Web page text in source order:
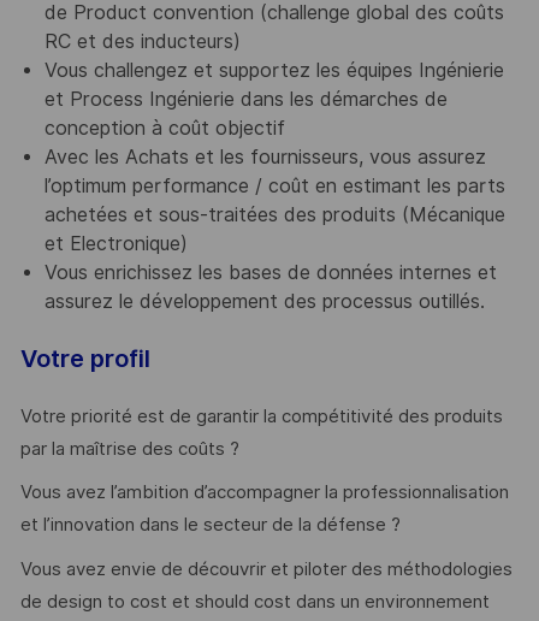
de Product convention (challenge global des coûts
RC et des inducteurs)
Vous challengez et supportez les équipes Ingénierie
et Process Ingénierie dans les démarches de
conception à coût objectif
Avec les Achats et les fournisseurs, vous assurez
l’optimum performance / coût en estimant les parts
achetées et sous-traitées des produits (Mécanique
et Electronique)
Vous enrichissez les bases de données internes et
assurez le développement des processus outillés.
Votre profil
Votre priorité est de garantir la compétitivité des produits
par la maîtrise des coûts ?
Vous avez l’ambition d’accompagner la professionnalisation
et l’innovation dans le secteur de la défense ?
Vous avez envie de découvrir et piloter des méthodologies
de design to cost et should cost dans un environnement